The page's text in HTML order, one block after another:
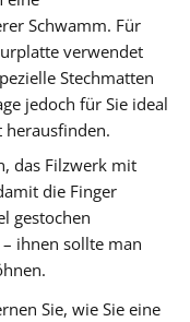
Schwamm. Für
verwendet
Stechmatten
jedoch für Sie ideal
herausfinden.
das Filzwerk mit
die Finger
gestochen
ihnen sollte man
Sie, wie Sie eine